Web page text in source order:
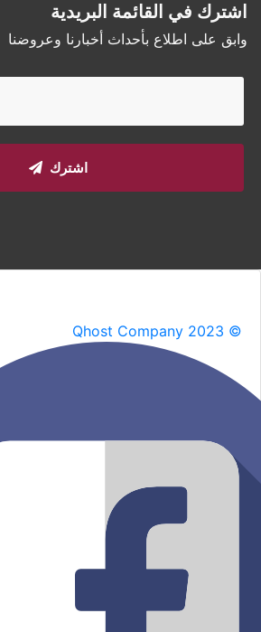
اشترك في القائمة البريدية
وابق على اطلاع بأحداث أخبارنا وعروضنا
اشترك
Qhost Company 2023 ©